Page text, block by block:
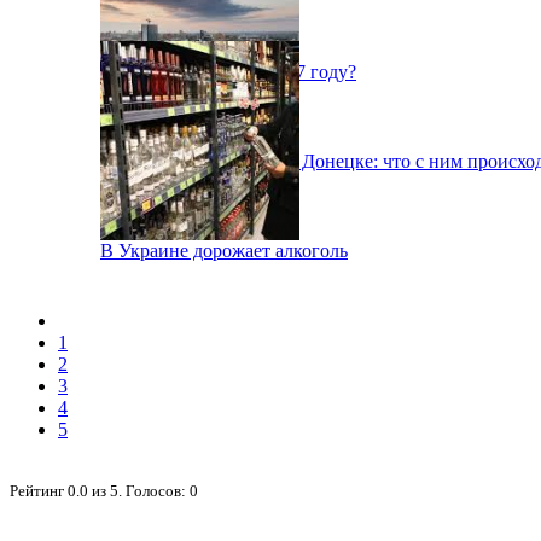
Как выбрать банк в 2017 году?
Рынок недвижимости в Донецке: что с ним
В Украине дорожает алкоголь
1
2
3
4
5
Рейтинг 0.0 из 5. Голосов: 0